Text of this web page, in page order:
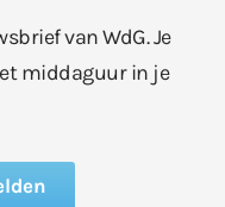
van WdG. Je
middaguur in je